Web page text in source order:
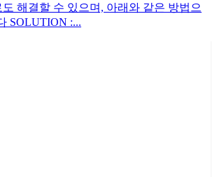
도 해결할 수 있으며, 아래와 같은 방법으
SOLUTION :...